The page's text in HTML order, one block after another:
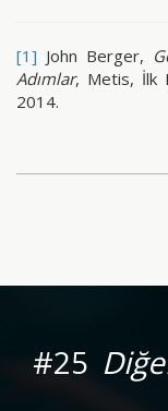
[1] John Berger,
Adımlar, Metis, İlk
2014.
#25